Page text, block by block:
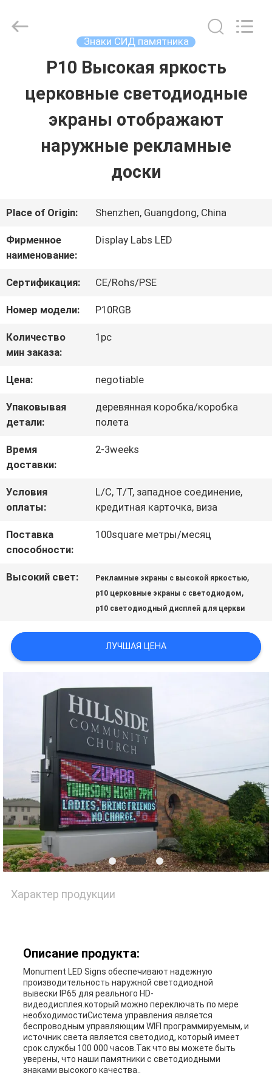
ПРОДУКТЫ
ШОУ
О
НАС
ФАБРИКИ
КАЧЕСТВА
СВЯЖИТЕСЬ
МЫ
НОВОСТИ
СПРОСИТЕ
КАРТА
PRIVACY
POLICY
Labs
Знаки СИД памятника
P10 Высокая яркость
церковные светодиодные
экраны отображают
наружные рекламные
доски
Place of Origin: Shenzhen, Guangdong, China
Фирменное
наименование:
Display Labs LED
Сертификация: CE/Rohs/PSE
Номер модели: P10RGB
Количество
мин заказа:
1pc
Цена: negotiable
Упаковывая
детали:
деревянная коробка/коробка
полета
Время
доставки:
2-3weeks
Условия
оплаты:
L/C, T/T, западное соединение,
кредитная карточка, виза
Поставка
способности:
100square метры/месяц
Высокий свет: Рекламные экраны с высокой яркостью,
p10 церковные экраны с светодиодом,
p10 светодиодный дисплей для церкви
ЛУЧШАЯ ЦЕНА
Характер продукции
Описание продукта:
Monument LED Signs обеспечивают надежную
производительность наружной светодиодной
вывески IP65 для реального HD-
видеодисплея.который можно переключать по мере
необходимостиСистема управления является
беспроводным управляющим WIFI программируемым, и
источник света является светодиод, который имеет
срок службы 100 000 часов.Так что вы можете быть
уверены, что наши памятники с светодиодными
знаками высокого качества..